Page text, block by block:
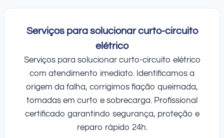
Serviços para solucionar curto-circuito
elétrico
Serviços para solucionar curto-circuito elétrico
com atendimento imediato. Identificamos a
origem da falha, corrigimos fiação queimada,
tomadas em curto e sobrecarga. Profissional
certificado garantindo segurança, proteção e
reparo rápido 24h.